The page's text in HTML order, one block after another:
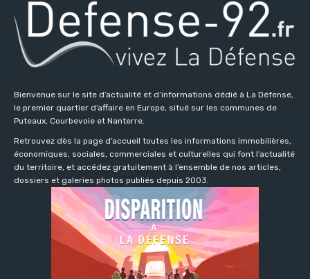
Bienvenue sur le site d’actualité et d’informations dédié à La Défense,
le premier quartier d’affaire en Europe, situé sur les communes de
Puteaux, Courbevoie et Nanterre.
Retrouvez dès la page d’accueil toutes les informations immobilières,
économiques, sociales, commerciales et culturelles qui font l’actualité
du territoire, et accédez gratuitement à l’ensemble de nos articles,
dossiers et galeries photos publiés depuis 2003.